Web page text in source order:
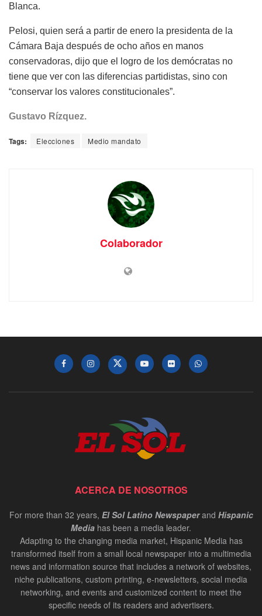
Blanca.
Pelosi, quien será a partir de enero la presidenta de la
Cámara Baja después de ocho años en manos
conservadoras, dijo que el logro de los demócratas no
tiene que ver con las diferencias partidistas, sino con
“conservar los valores constitucionales”.
Gustavo Rízquez.
Tags: Elecciones Medio mandato
Colaborador
ACERCA DE NOSOTROS
For more than 32 years, El Sol Latino Newspaperand Hispanic
Media has been a media leader.
Adapting to the changing media market, Hispanic Media has
transformed itself from a small local newspaper into a multimedia
news and information source that includes a network of websites,
niche publications, custom printing, e-newsletters, social media
networking, and events and customized content to meet the
specific needs of its readers and advertisers.